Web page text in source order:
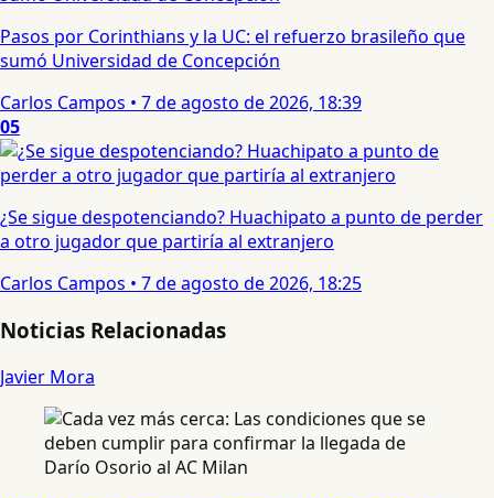
Pasos por Corinthians y la UC: el refuerzo brasileño que
sumó Universidad de Concepción
Carlos Campos • 7 de agosto de 2026, 18:39
05
¿Se sigue despotenciando? Huachipato a punto de perder
a otro jugador que partiría al extranjero
Carlos Campos • 7 de agosto de 2026, 18:25
Noticias Relacionadas
Javier Mora